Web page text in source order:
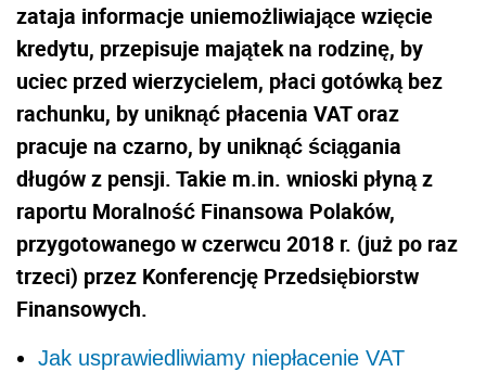
zataja informacje uniemożliwiające wzięcie
kredytu, przepisuje majątek na rodzinę, by
uciec przed wierzycielem, płaci gotówką bez
rachunku, by uniknąć płacenia VAT oraz
pracuje na czarno, by uniknąć ściągania
długów z pensji. Takie m.in. wnioski płyną z
raportu Moralność Finansowa Polaków,
przygotowanego w czerwcu 2018 r. (już po raz
trzeci) przez Konferencję Przedsiębiorstw
Finansowych.
Jak usprawiedliwiamy niepłacenie VAT